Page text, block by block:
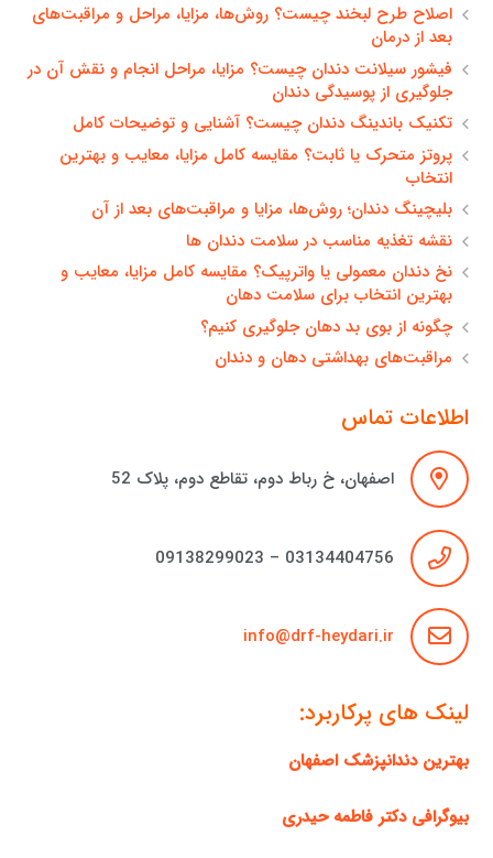
اصلاح طرح لبخند چیست؟ روش‌ها، مزایا، مراحل و مراقبت‌های
بعد از درمان
فیشور سیلانت دندان چیست؟ مزایا، مراحل انجام و نقش آن در
جلوگیری از پوسیدگی دندان
تکنیک باندینگ دندان چیست؟ آشنایی و توضیحات کامل
پروتز متحرک یا ثابت؟ مقایسه کامل مزایا، معایب و بهترین
انتخاب
بلیچینگ دندان؛ روش‌ها، مزایا و مراقبت‌های بعد از آن
نقشه تغذیه مناسب در سلامت دندان ها
نخ دندان معمولی یا واترپیک؟ مقایسه کامل مزایا، معایب و
بهترین انتخاب برای سلامت دهان
چگونه از بوی بد دهان جلوگیری کنیم؟
مراقبت‌های بهداشتی دهان و دندان
اطلاعات تماس
اصفهان، خ رباط دوم، تقاطع دوم، پلاک 52
03134404756 – 09138299023
info@drf-heydari.ir
لینک های پرکاربرد:
بهترین دندانپزشک اصفهان
بیوگرافی دکتر فاطمه حیدری